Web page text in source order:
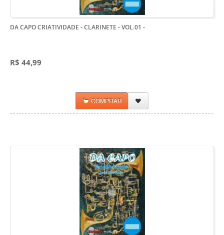
DA CAPO CRIATIVIDADE - CLARINETE - VOL.01 -
R$ 44,99
COMPRAR